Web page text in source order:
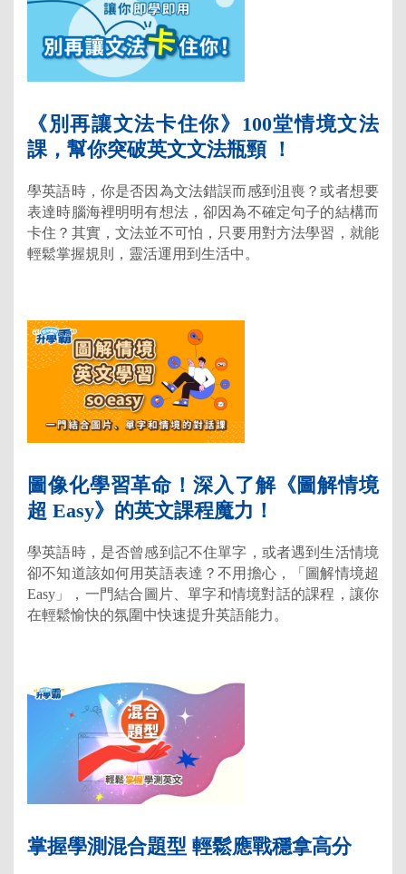
《別再讓文法卡住你》100堂情境文法
課，幫你突破英文文法瓶頸 ！
學英語時，你是否因為文法錯誤而感到沮喪？或者想要
表達時腦海裡明明有想法，卻因為不確定句子的結構而
卡住？其實，文法並不可怕，只要用對方法學習，就能
輕鬆掌握規則，靈活運用到生活中。
圖像化學習革命！深入了解《圖解情境
超 Easy》的英文課程魔力！
學英語時，是否曾感到記不住單字，或者遇到生活情境
卻不知道該如何用英語表達？不用擔心，「圖解情境超
Easy」，一門結合圖片、單字和情境對話的課程，讓你
在輕鬆愉快的氛圍中快速提升英語能力。
掌握學測混合題型 輕鬆應戰穩拿高分